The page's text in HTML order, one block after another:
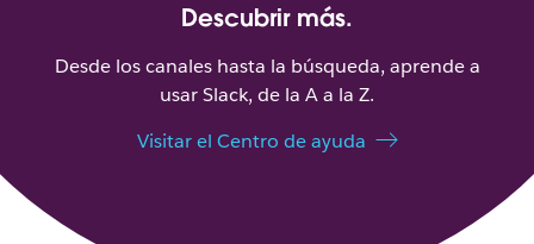
Descubrir más.
Desde los canales hasta la búsqueda, aprende a
usar Slack, de la A a la Z.
Visitar el Centro de ayuda